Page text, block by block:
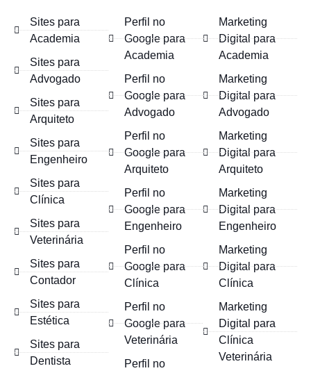
Sites para
Academia
Sites para
Advogado
Sites para
Arquiteto
Sites para
Engenheiro
Sites para
Clínica
Sites para
Veterinária
Sites para
Contador
Sites para
Estética
Sites para
Dentista
Perfil no
Google para
Academia
Perfil no
Google para
Advogado
Perfil no
Google para
Arquiteto
Perfil no
Google para
Engenheiro
Perfil no
Google para
Clínica
Perfil no
Google para
Veterinária
Perfil no
Marketing
Digital para
Academia
Marketing
Digital para
Advogado
Marketing
Digital para
Arquiteto
Marketing
Digital para
Engenheiro
Marketing
Digital para
Clínica
Marketing
Digital para
Clínica
Veterinária